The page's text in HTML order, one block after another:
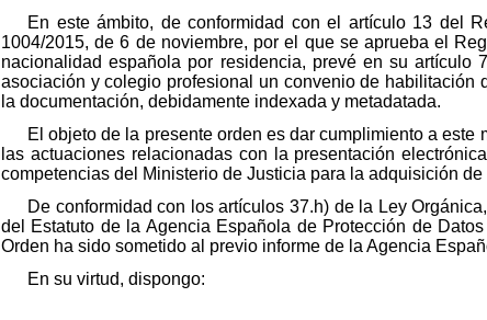
En este ámbito, de conformidad con el artículo 13 del
1004/2015, de 6 de noviembre, por el que se aprueba el
nacionalidad española por residencia, prevé en su
asociación y colegio profesional un convenio de
la documentación, debidamente indexada y metadatada.
El objeto de la presente orden es dar cumplimiento a
las actuaciones relacionadas con la presentación
competencias del Ministerio de Justicia para la adquisición
De conformidad con los artículos 37.h) de la Ley
del Estatuto de la Agencia Española de Protección de
Orden ha sido sometido al previo informe de la Agencia
En su virtud, dispongo: